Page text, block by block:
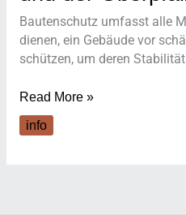
Bautenschutz umfasst alle
dienen, ein Gebäude vor
schützen, um deren
und
der
Oberpfalz
Read More »
info